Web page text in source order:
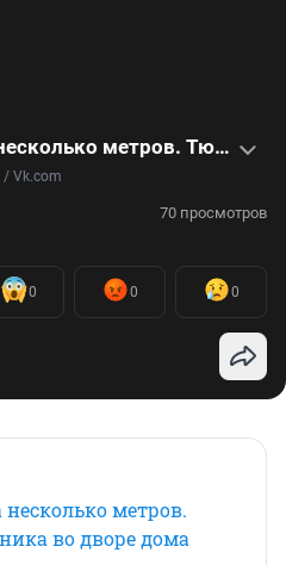
Ребенка отбросило на несколько метров. Тюменец сбил школьника во дворе дома
Vk.com
70 просмотров
0 0 0
метров.
во дворе дома